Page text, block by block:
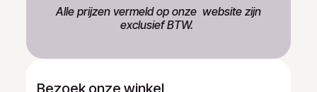
​Alle prijzen vermeld op onze ​website zijn
exclusief BTW.
Bezoek onze winkel